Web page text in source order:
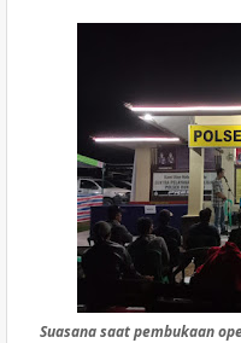
Suasana saat pembukaan